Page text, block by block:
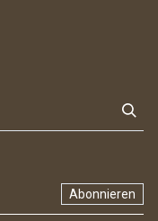
Abonnieren